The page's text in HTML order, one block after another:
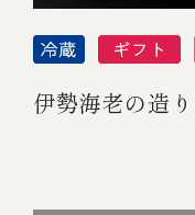
伊勢海老の造り